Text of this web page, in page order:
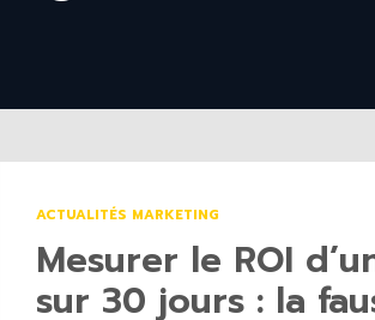
ACTUALITÉS MARKETING
Mesurer le ROI
sur 30 jours : la